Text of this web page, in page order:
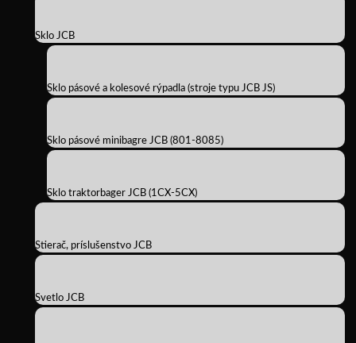
Sklo JCB
Sklo pásové a kolesové rýpadla (stroje typu JCB JS)
Sklo pásové minibagre JCB (801-8085)
Sklo traktorbager JCB (1CX-5CX)
Stierač, príslušenstvo JCB
Svetlo JCB